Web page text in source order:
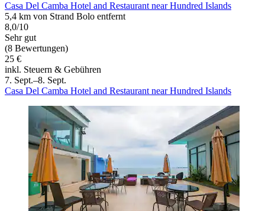
Casa Del Camba Hotel and Restaurant near Hundred Islands
5,4 km von Strand Bolo entfernt
8,0/10
Sehr gut
(8 Bewertungen)
25 €
inkl. Steuern & Gebühren
7. Sept.–8. Sept.
Casa Del Camba Hotel and Restaurant near Hundred Islands